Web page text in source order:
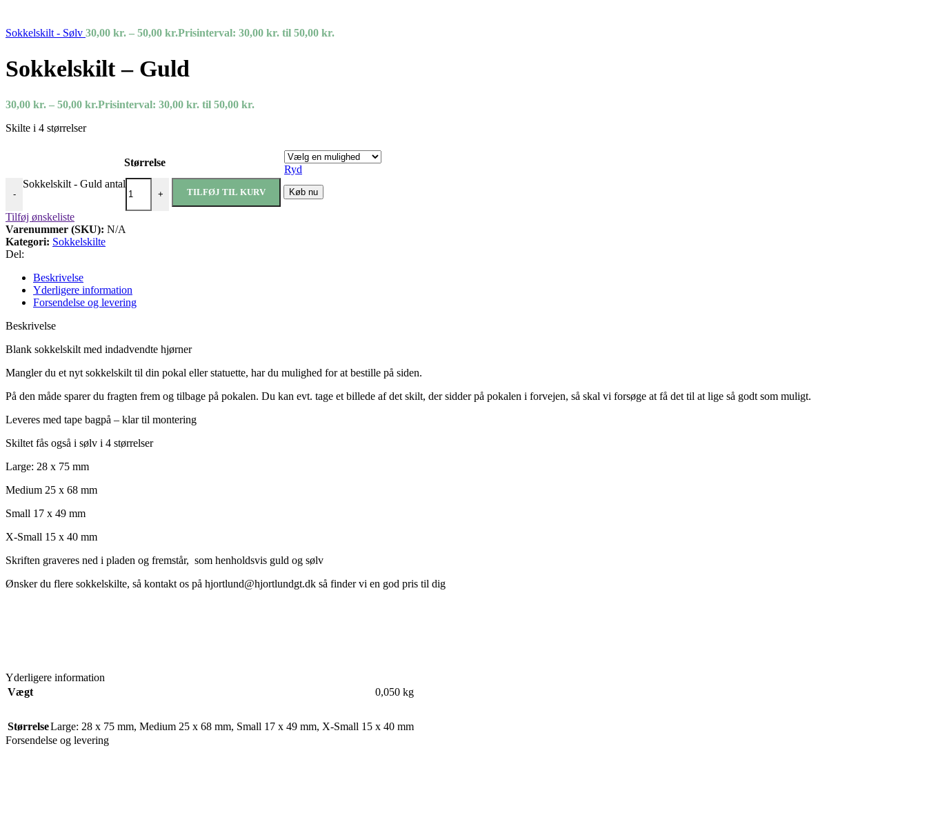
Sokkelskilt - Sølv 30,00 kr. – 50,00 kr.Prisinterval: 30,00 kr. til 50,00 kr.
Sokkelskilt – Guld
30,00 kr. – 50,00 kr.Prisinterval: 30,00 kr. til 50,00 kr.
Skilte i 4 størrelser
Størrelse
Ryd
-
Sokkelskilt - Guld antal
+ TILFØJ TIL KURV Køb nu
Tilføj ønskeliste
Varenummer (SKU): N/A
Kategori: Sokkelskilte
Del:
Beskrivelse
Yderligere information
Forsendelse og levering
Beskrivelse
Blank sokkelskilt med indadvendte hjørner
Mangler du et nyt sokkelskilt til din pokal eller statuette, har du mulighed for at bestille på siden.
På den måde sparer du fragten frem og tilbage på pokalen. Du kan evt. tage et billede af det skilt, der sidder på pokalen i forvejen, så skal vi forsøge at få det til at lige så godt som muligt.
Leveres med tape bagpå – klar til montering
Skiltet fås også i sølv i 4 størrelser
Large: 28 x 75 mm
Medium 25 x 68 mm
Small 17 x 49 mm
X-Small 15 x 40 mm
Skriften graveres ned i pladen og fremstår, som henholdsvis guld og sølv
Ønsker du flere sokkelskilte, så kontakt os på hjortlund@hjortlundgt.dk så finder vi en god pris til dig
Yderligere information
Vægt
0,050 kg
StørrelseLarge: 28 x 75 mm, Medium 25 x 68 mm, Small 17 x 49 mm, X-Small 15 x 40 mm
Forsendelse og levering